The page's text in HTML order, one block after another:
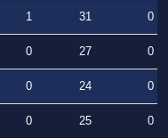
1 31
0
0 27
0
0 24
0
0 25
0